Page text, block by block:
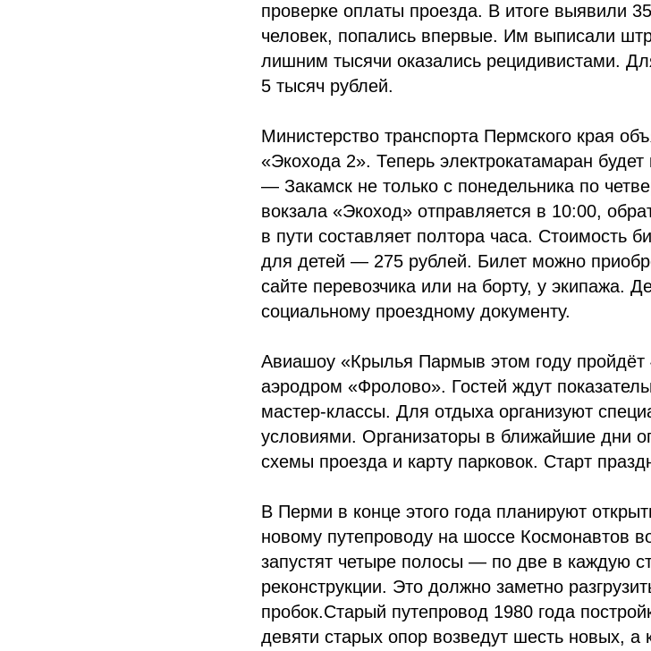
проверке оплаты проезда. В итоге выявили
человек, попались впервые. Им выписали
лишним тысячи оказались рецидивистами.
5 тысяч рублей.
Министерство транспорта Пермского края
«Экохода 2». Теперь электрокатамаран
— Закамск не только с понедельника по
вокзала «Экоход» отправляется в 10:00,
в пути составляет полтора часа. Стоимость
для детей — 275 рублей. Билет можно
сайте перевозчика или на борту, у экипажа.
социальному проездному документу.
Авиашоу «Крылья Пармыв этом году
аэродром «Фролово». Гостей ждут
мастер-классы. Для отдыха организуют
условиями. Организаторы в ближайшие дни
схемы проезда и карту парковок. Старт
В Перми в конце этого года планируют
новому путепроводу на шоссе Космонавтов
запустят четыре полосы — по две в каждую
реконструкции. Это должно заметно
пробок.Старый путепровод 1980 года
девяти старых опор возведут шесть новых, а